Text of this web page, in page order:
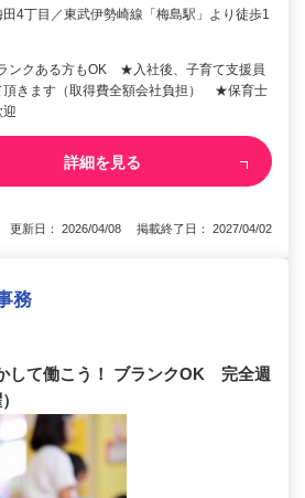
4丁目／東武伊勢崎線「梅島駅」より徒歩1
ンクある方もOK ★入社後、子育て支援員
頂きます（取得費全額会社負担） ★保育士
迎
詳細を見る
更新日： 2026/04/08 掲載終了日： 2027/04/02
務
して働こう！ ブランクOK 完全週